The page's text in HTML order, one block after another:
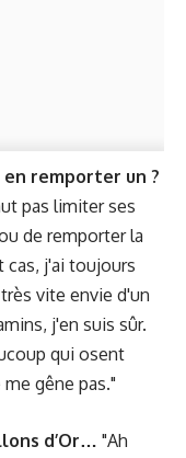
en remporter un ?
pas limiter ses
de remporter la
cas, j'ai toujours
vite envie d'un
j'en suis sûr.
qui osent
gêne pas."
d’Or… "Ah